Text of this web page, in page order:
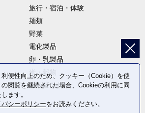
旅行・宿泊・体験
麺類
野菜
電化製品
卵・乳製品
米・穀物
返礼品なし
便性向上のため、クッキー（Cookie）を使
閲覧を継続された場合、Cookieの利用に同
ます。
バシーポリシーをお読みください。